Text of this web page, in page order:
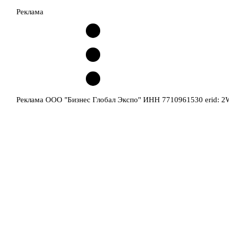
Реклама
Реклама ООО "Бизнес Глобал Экспо" ИНН 7710961530 erid: